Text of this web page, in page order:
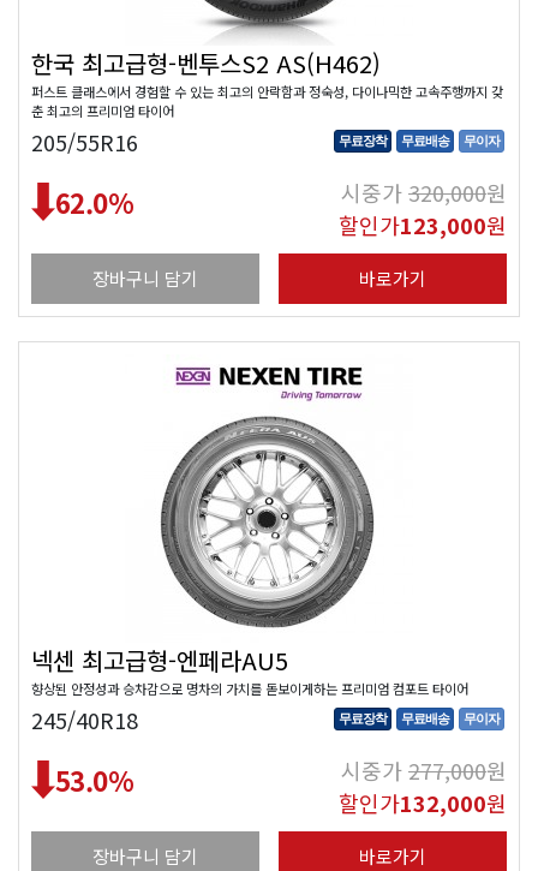
한국 최고급형-벤투스S2 AS(H462)
퍼스트 클래스에서 경험할 수 있는 최고의 안락함과 정숙성, 다이나믹한 고속주행까지 갖
춘 최고의 프리미엄 타이어
205/55R16 무료장착 무료배송 무이자
62.0% 시중가320,000원
할인가123,000원
장바구니 담기 바로가기
넥센 최고급형-엔페라AU5
향상된 안정성과 승차감으로 명차의 가치를 돋보이게하는 프리미엄 컴포트 타이어
245/40R18 무료장착 무료배송 무이자
53.0% 시중가277,000원
할인가132,000원
장바구니 담기 바로가기